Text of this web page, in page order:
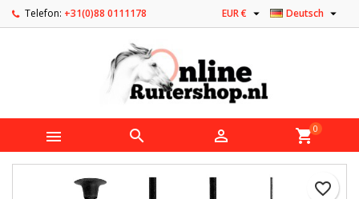
Telefon: +31(0)88 0111178 Deutsch 
EUR € 
   shopping_cart0
favorite_border